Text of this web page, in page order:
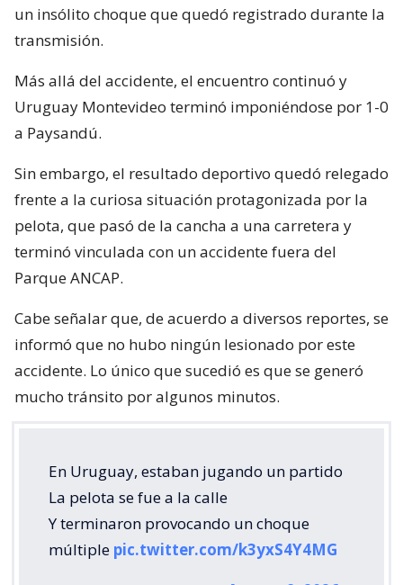
un insólito choque que quedó registrado durante la
transmisión.
Más allá del accidente, el encuentro continuó y
Uruguay Montevideo terminó imponiéndose por 1-0
a Paysandú.
Sin embargo, el resultado deportivo quedó relegado
frente a la curiosa situación protagonizada por la
pelota, que pasó de la cancha a una carretera y
terminó vinculada con un accidente fuera del
Parque ANCAP.
Cabe señalar que, de acuerdo a diversos reportes, se
informó que no hubo ningún lesionado por este
accidente. Lo único que sucedió es que se generó
mucho tránsito por algunos minutos.
En Uruguay, estaban jugando un partido
La pelota se fue a la calle
Y terminaron provocando un choque
múltiple pic.twitter.com/k3yxS4Y4MG